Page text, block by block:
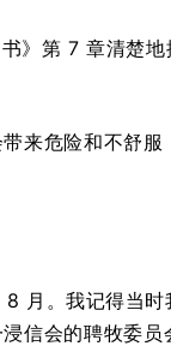
》第 7 章清楚
来危险和不舒服
月。我记得当
信会的聘牧委